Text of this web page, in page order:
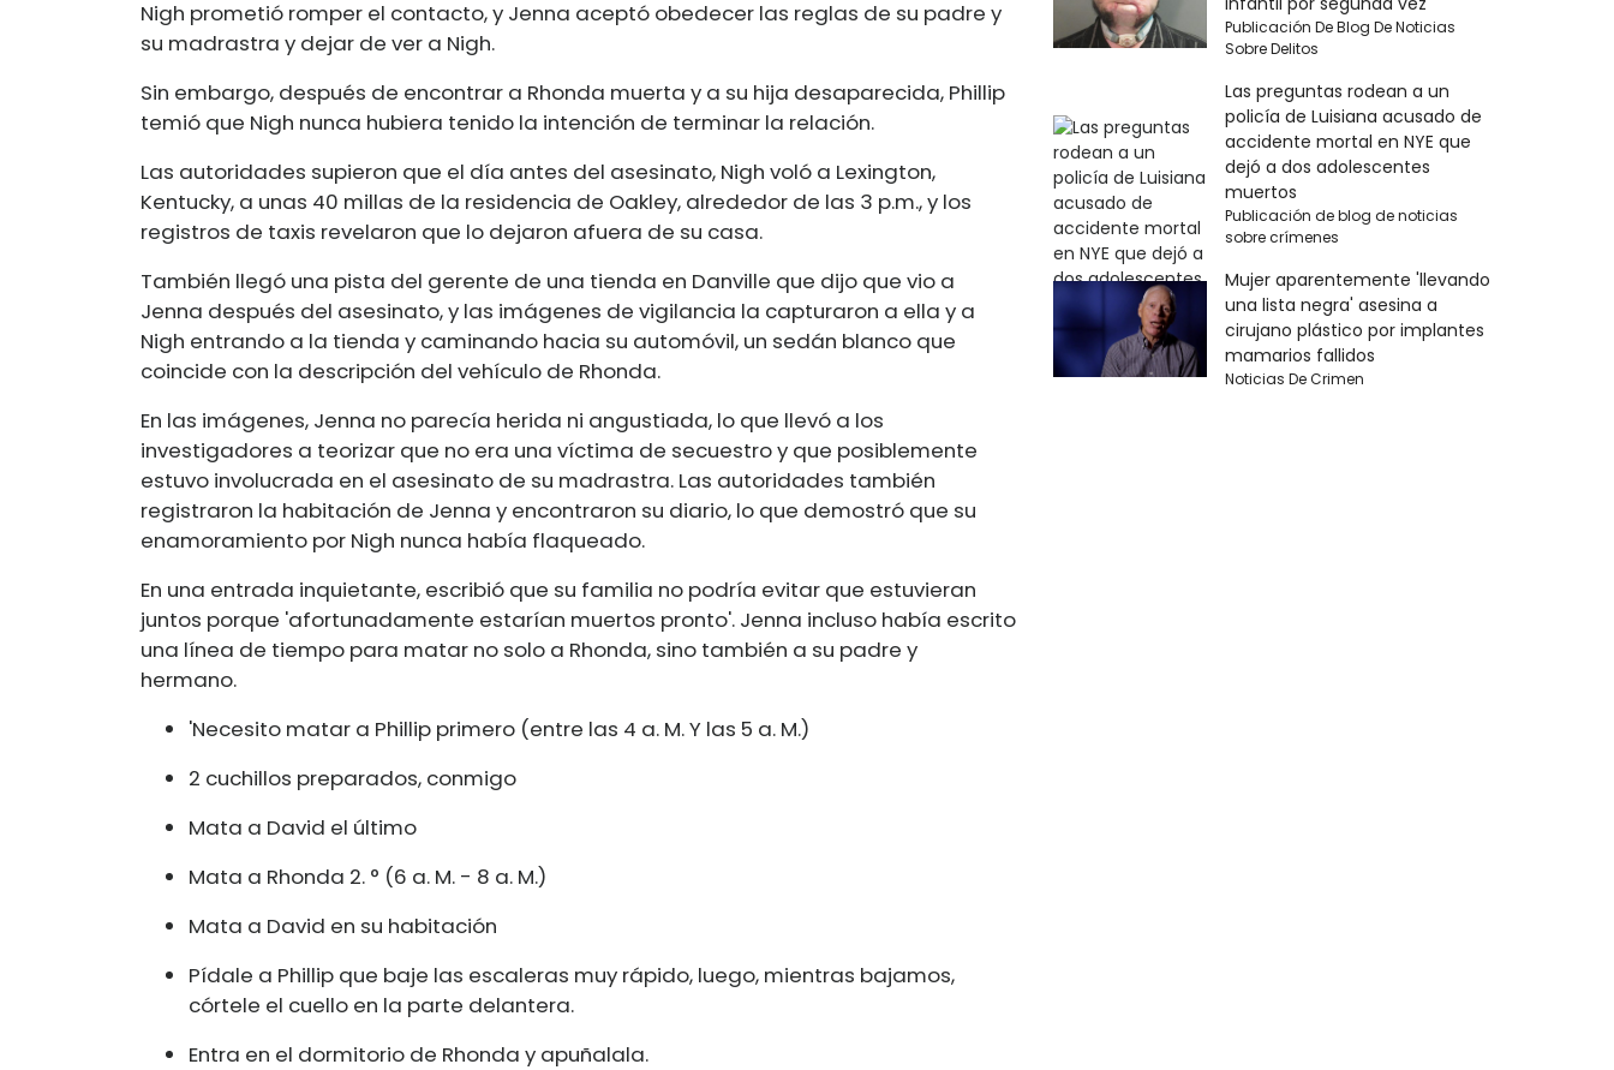
Nigh prometió romper el contacto, y Jenna aceptó obedecer las reglas de su padre y
su madrastra y dejar de ver a Nigh.
Sin embargo, después de encontrar a Rhonda muerta y a su hija desaparecida, Phillip
temió que Nigh nunca hubiera tenido la intención de terminar la relación.
Las autoridades supieron que el día antes del asesinato, Nigh voló a Lexington,
Kentucky, a unas 40 millas de la residencia de Oakley, alrededor de las 3 p.m., y los
registros de taxis revelaron que lo dejaron afuera de su casa.
También llegó una pista del gerente de una tienda en Danville que dijo que vio a
Jenna después del asesinato, y las imágenes de vigilancia la capturaron a ella y a
Nigh entrando a la tienda y caminando hacia su automóvil, un sedán blanco que
coincide con la descripción del vehículo de Rhonda.
En las imágenes, Jenna no parecía herida ni angustiada, lo que llevó a los
investigadores a teorizar que no era una víctima de secuestro y que posiblemente
estuvo involucrada en el asesinato de su madrastra. Las autoridades también
registraron la habitación de Jenna y encontraron su diario, lo que demostró que su
enamoramiento por Nigh nunca había flaqueado.
En una entrada inquietante, escribió que su familia no podría evitar que estuvieran
juntos porque 'afortunadamente estarían muertos pronto'. Jenna incluso había escrito
una línea de tiempo para matar no solo a Rhonda, sino también a su padre y
hermano.
'Necesito matar a Phillip primero (entre las 4 a. M. Y las 5 a. M.)
2 cuchillos preparados, conmigo
Mata a David el último
Mata a Rhonda 2. ° (6 a. M. - 8 a. M.)
Mata a David en su habitación
Pídale a Phillip que baje las escaleras muy rápido, luego, mientras bajamos,
córtele el cuello en la parte delantera.
Entra en el dormitorio de Rhonda y apuñalala.
Publicación De Blog De Noticias
Sobre Delitos
Las preguntas rodean a un
policía de Luisiana acusado de
accidente mortal en NYE que
dejó a dos adolescentes
muertos
Publicación de blog de noticias
sobre crímenes
Mujer aparentemente 'llevando
una lista negra' asesina a
cirujano plástico por implantes
mamarios fallidos
Noticias De Crimen